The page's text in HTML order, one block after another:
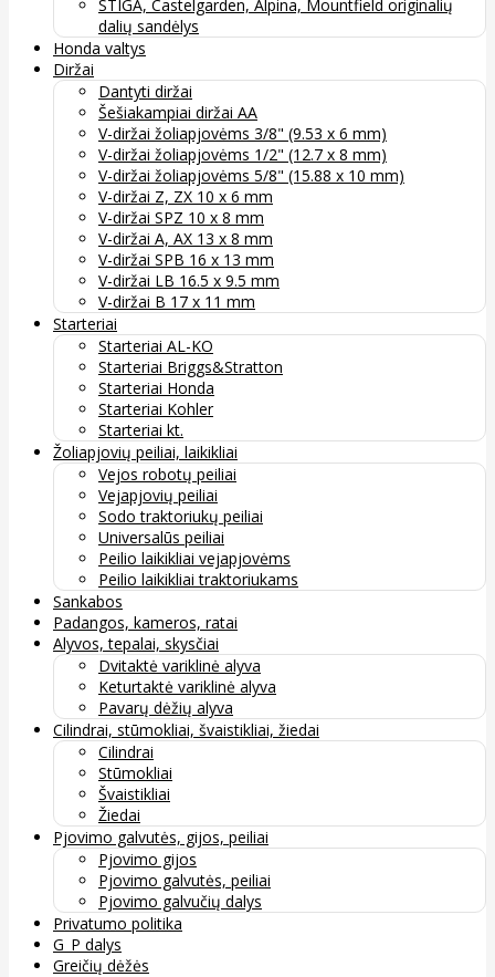
STIGA, Castelgarden, Alpina, Mountfield originalių
dalių sandėlys
Honda valtys
Diržai
Dantyti diržai
Šešiakampiai diržai AA
V-diržai žoliapjovėms 3/8" (9.53 x 6 mm)
V-diržai žoliapjovėms 1/2" (12.7 x 8 mm)
V-diržai žoliapjovėms 5/8" (15.88 x 10 mm)
V-diržai Z, ZX 10 x 6 mm
V-diržai SPZ 10 x 8 mm
V-diržai A, AX 13 x 8 mm
V-diržai SPB 16 x 13 mm
V-diržai LB 16.5 x 9.5 mm
V-diržai B 17 x 11 mm
Starteriai
Starteriai AL-KO
Starteriai Briggs&Stratton
Starteriai Honda
Starteriai Kohler
Starteriai kt.
Žoliapjovių peiliai, laikikliai
Vejos robotų peiliai
Vejapjovių peiliai
Sodo traktoriukų peiliai
Universalūs peiliai
Peilio laikikliai vejapjovėms
Peilio laikikliai traktoriukams
Sankabos
Padangos, kameros, ratai
Alyvos, tepalai, skysčiai
Dvitaktė variklinė alyva
Keturtaktė variklinė alyva
Pavarų dėžių alyva
Cilindrai, stūmokliai, švaistikliai, žiedai
Cilindrai
Stūmokliai
Švaistikliai
Žiedai
Pjovimo galvutės, gijos, peiliai
Pjovimo gijos
Pjovimo galvutės, peiliai
Pjovimo galvučių dalys
Privatumo politika
G_P dalys
Greičių dėžės